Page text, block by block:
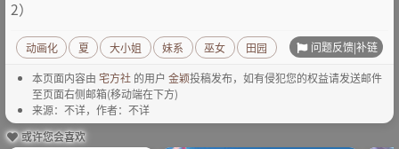
2）
动画化 夏 大小姐 妹系 巫女 田园 问题反馈|补链
本页面内容由 宅方社 的用户 金颖投稿发布，如有侵犯您的权益请发送邮件
至页面右侧邮箱(移动端在下方)
来源：不详，作者：不详
或许您会喜欢